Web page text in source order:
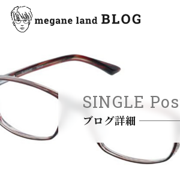
SINGLE
ブログ詳細